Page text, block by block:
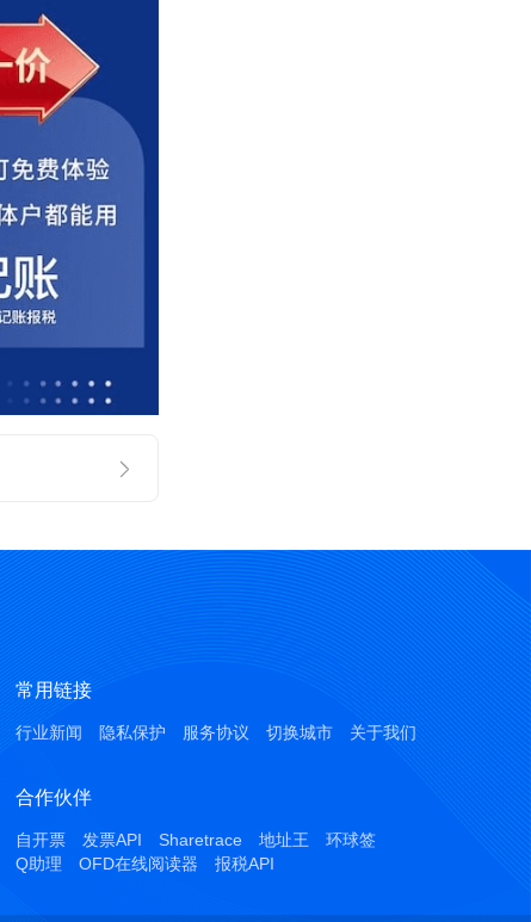
常用链接
行业新闻 隐私保护 服务协议 切换城市 关于我们
合作伙伴
自开票 发票API Sharetrace 地址王
环球签
Q助理
OFD在线阅读器 报税API